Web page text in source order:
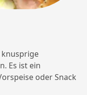
knusprige
Es ist ein
oder Snack